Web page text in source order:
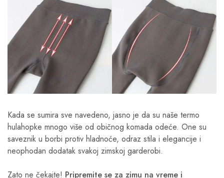
Kada se sumira sve navedeno, jasno je da su naše termo
hulahopke mnogo više od običnog komada odeće. One su
saveznik u borbi protiv hladnoće, odraz stila i elegancije i
neophodan dodatak svakoj zimskoj garderobi.
Zato ne čekajte! Pripremite se za zimu na vreme i